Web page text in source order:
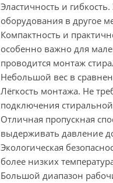
Эластичность и
оборудования в другое
Компактность и
особенно важно для
проводится монтаж
Небольшой вес в
Лёгкость монтажа. Не
подключения
Отличная пропускная
выдерживать давление
Экологическая
более низких
Большой диапазон